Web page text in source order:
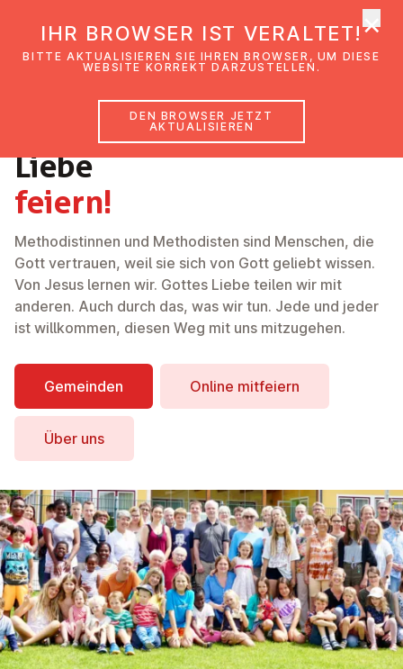
Liebe
feiern!
Methodistinnen und Methodisten sind Menschen, die
Gott vertrauen, weil sie sich von Gott geliebt wissen.
Von Jesus lernen wir. Gottes Liebe teilen wir mit
anderen. Auch durch das, was wir tun. Jede und jeder
ist willkommen, diesen Weg mit uns mitzugehen.
Gemeinden Online mitfeiern
Über uns
IHR BROWSER IST VERALTET!
BITTE AKTUALISIEREN SIE IHREN BROWSER, UM DIESE
WEBSITE KORREKT DARZUSTELLEN.
DEN BROWSER JETZT
AKTUALISIEREN
×